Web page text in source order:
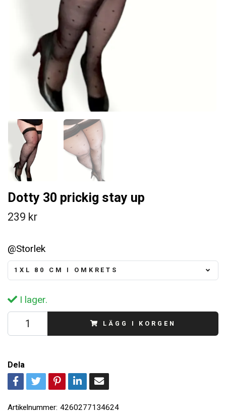
Dotty 30 prickig stay up
239 kr
@Storlek
1XL 80 CM I OMKRETS
I lager.
LÄGG I KORGEN
Dela
Artikelnummer: 4260277134624